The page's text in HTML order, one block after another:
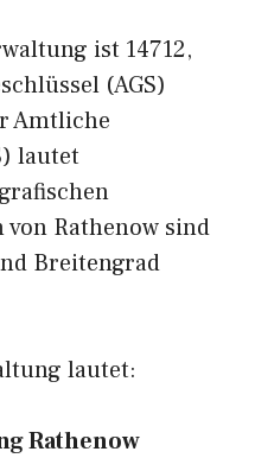
ist 14712,
(AGS)
Amtliche
lautet
Rathenow sind
Breitengrad
lautet:
Rathenow